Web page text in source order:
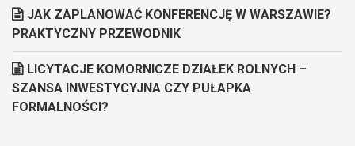
JAK ZAPLANOWAĆ KONFERENCJĘ W WARSZAWIE?
PRAKTYCZNY PRZEWODNIK
LICYTACJE KOMORNICZE DZIAŁEK ROLNYCH –
SZANSA INWESTYCYJNA CZY PUŁAPKA
FORMALNOŚCI?